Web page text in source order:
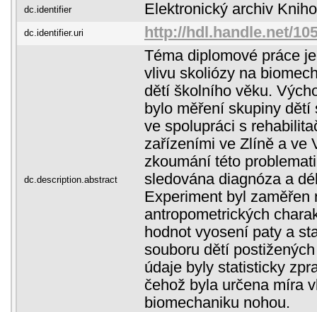
dc.identifier Elektronický archiv
dc.identifier.uri http://hdl.handle.net/
dc.description.abstract
Téma diplomové práce
vlivu skoliózy na
dětí školního věku.
bylo měření skupiny dětí
ve spolupráci s
zařízeními ve Zlíně a ve
zkoumání této
sledována diagnóza a
Experiment byl zaměřen
antropometrických
hodnot vyosení paty a
souboru dětí
údaje byly statisticky
čehož byla určena míra
biomechaniku nohou.